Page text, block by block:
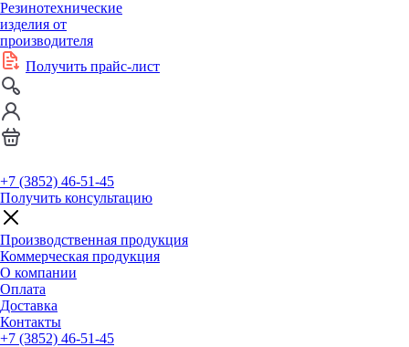
Резинотехнические
изделия от
производителя
Получить прайс-лист
+7 (3852) 46-51-45
Получить консультацию
Производственная продукция
Коммерческая продукция
О компании
Оплата
Доставка
Контакты
+7 (3852) 46-51-45